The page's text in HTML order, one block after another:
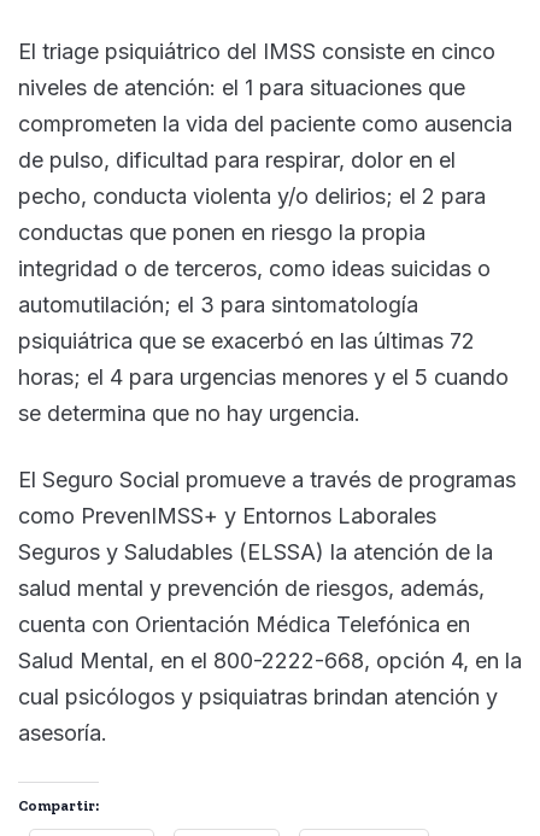
El triage psiquiátrico del IMSS consiste en cinco
niveles de atención: el 1 para situaciones que
comprometen la vida del paciente como ausencia
de pulso, dificultad para respirar, dolor en el
pecho, conducta violenta y/o delirios; el 2 para
conductas que ponen en riesgo la propia
integridad o de terceros, como ideas suicidas o
automutilación; el 3 para sintomatología
psiquiátrica que se exacerbó en las últimas 72
horas; el 4 para urgencias menores y el 5 cuando
se determina que no hay urgencia.
El Seguro Social promueve a través de programas
como PrevenIMSS+ y Entornos Laborales
Seguros y Saludables (ELSSA) la atención de la
salud mental y prevención de riesgos, además,
cuenta con Orientación Médica Telefónica en
Salud Mental, en el 800-2222-668, opción 4, en la
cual psicólogos y psiquiatras brindan atención y
asesoría.
Compartir: